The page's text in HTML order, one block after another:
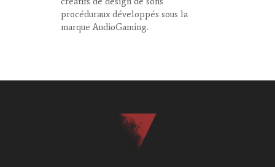
procéduraux développés sous la
marque AudioGaming.